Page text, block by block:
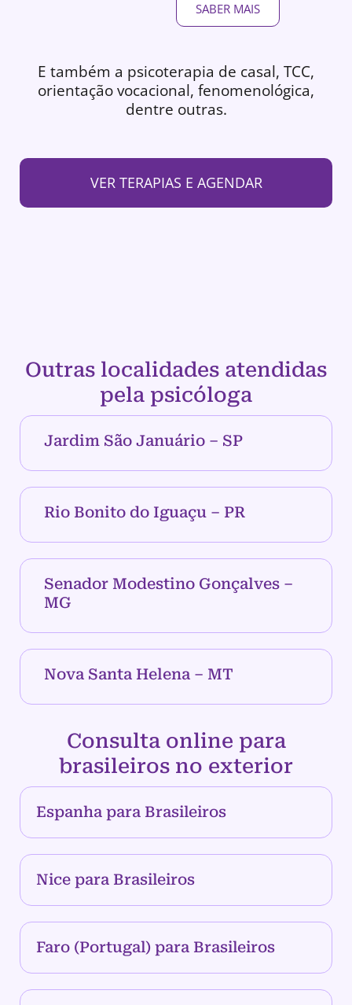
SABER MAIS
E também a psicoterapia de casal, TCC,
orientação vocacional, fenomenológica,
dentre outras.
VER TERAPIAS E AGENDAR
Outras localidades atendidas
pela psicóloga
Jardim São Januário – SP
Rio Bonito do Iguaçu – PR
Senador Modestino Gonçalves –
MG
Nova Santa Helena – MT
Consulta online para
brasileiros no exterior
Espanha para Brasileiros
Nice para Brasileiros
Faro (Portugal) para Brasileiros